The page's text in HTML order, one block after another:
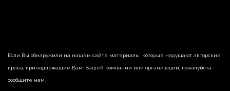
Если Вы обнаружили на нашем сайте материалы, которые нарушают авторские
права, принадлежащие Вам, Вашей компании или организации, пожалуйста,
сообщите нам.